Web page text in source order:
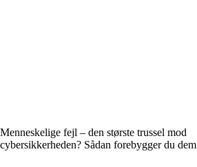
Menneskelige fejl – den største trussel mod
cybersikkerheden? Sådan forebygger du dem